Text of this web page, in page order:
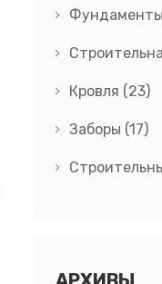
Фундаменты
Кровля (23)
Заборы (17)